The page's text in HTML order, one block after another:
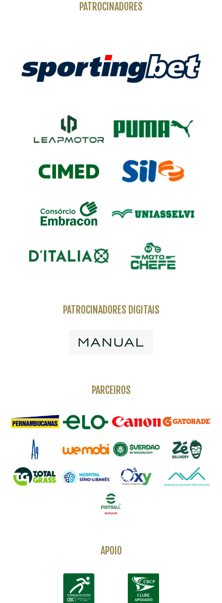
PATROCINADORES
PATROCINADORES DIGITAIS
PARCEIROS
APOIO